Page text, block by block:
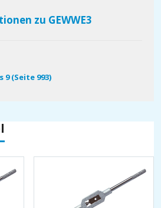
zu GEWWE3
(Seite 993)